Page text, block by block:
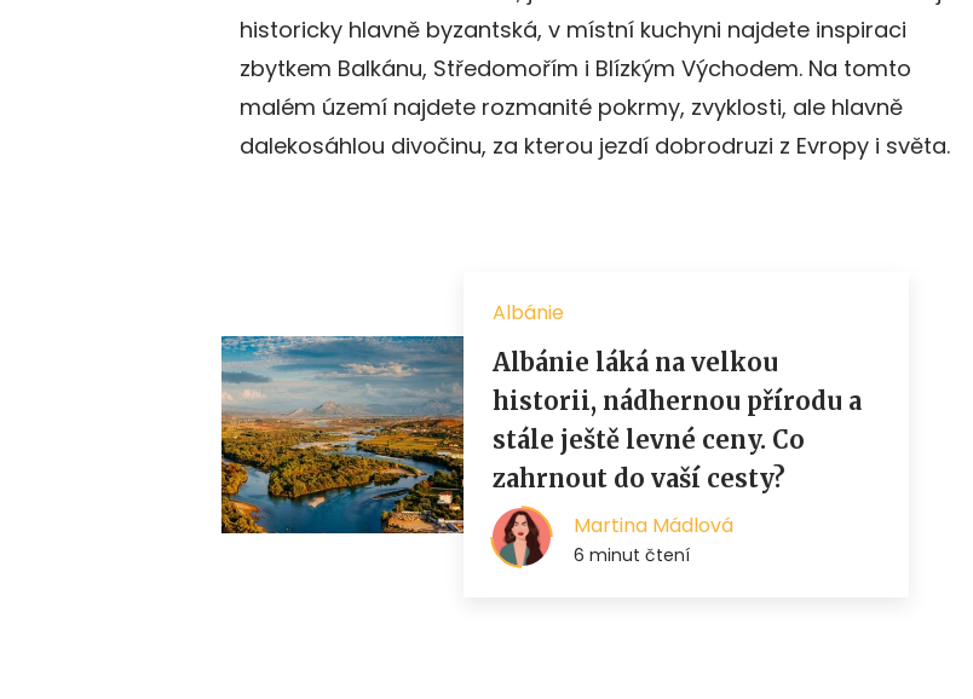
historicky hlavně byzantská, v místní kuchyni najdete inspiraci
zbytkem Balkánu, Středomořím i Blízkým Východem. Na tomto
malém území najdete rozmanité pokrmy, zvyklosti, ale hlavně
dalekosáhlou divočinu, za kterou jezdí dobrodruzi z Evropy i světa.